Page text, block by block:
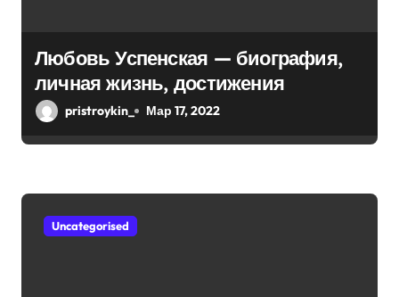
Любовь Успенская — биография,
личная жизнь, достижения
pristroykin_ Мар 17, 2022
Uncategorised